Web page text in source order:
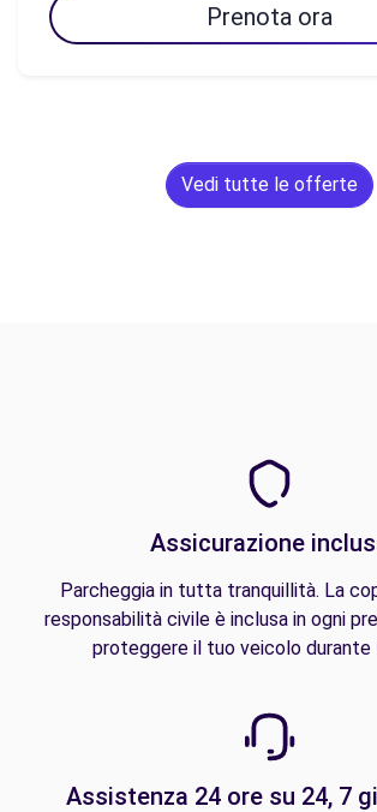
Prenota ora
Vedi tutte le offerte
Assicurazione
Parcheggia in tutta tranquillità. La
responsabilità civile è inclusa in ogni
proteggere il tuo veicolo durante
Assistenza 24 ore su 24, 7